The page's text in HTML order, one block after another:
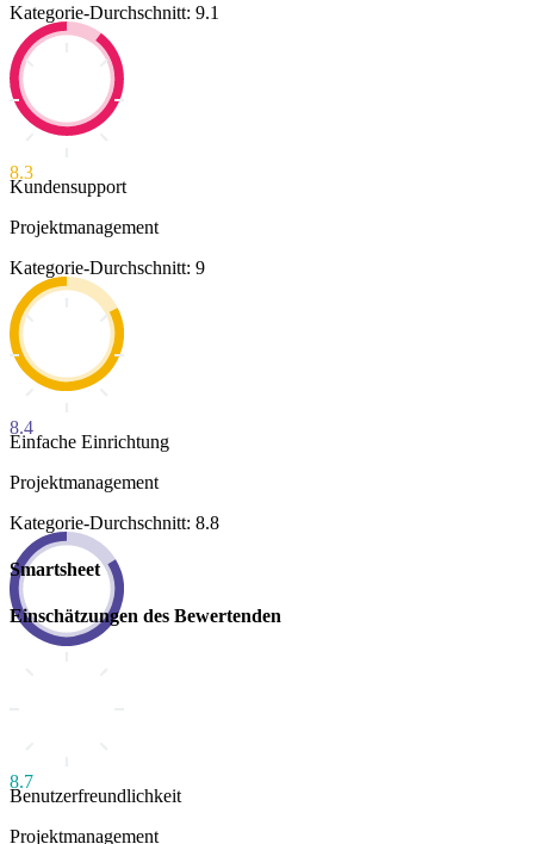
Kategorie-Durchschnitt: 9.1
8.3
Kundensupport
Projektmanagement
Kategorie-Durchschnitt: 9
8.4
Einfache Einrichtung
Projektmanagement
Kategorie-Durchschnitt: 8.8
Smartsheet
Einschätzungen des Bewertenden
8.7
Benutzerfreundlichkeit
Projektmanagement